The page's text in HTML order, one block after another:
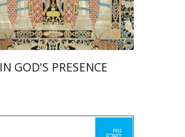
$61
$55
IN GOD'S PRESENCE